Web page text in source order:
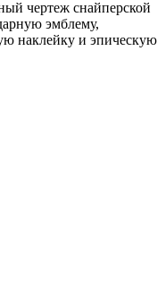
чертеж снайперской
эмблему,
наклейку и эпическую